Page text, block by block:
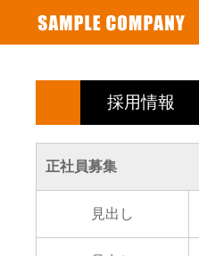
採用情報
正社員募集
見出し